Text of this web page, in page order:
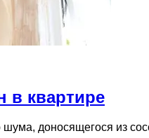
в квартире
шума, доносящегося из